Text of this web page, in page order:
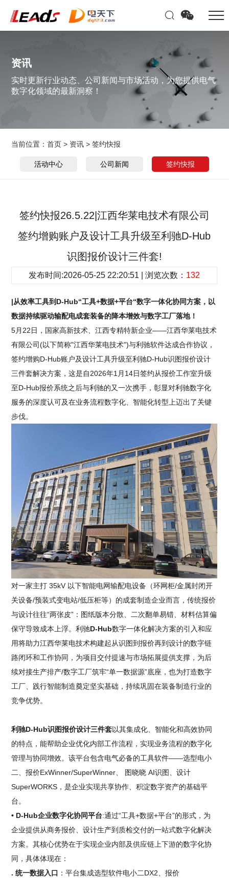
资讯
实时更新行业动态、公司新闻与市场活动，为您提供电气
数字化领域的最新洞察！
当前位置：首页 > 资讯 >签约快报
活动中心 公司新闻 签约快报
签约快报26.5.22|江西华莱电技术有限公司
签约增购账户及设计工具升级至利驰D-Hub
识图报价设计三件套!
发布时间:2026-05-25 22:20:51 | 浏览次数： 132
|从效率工具到D-Hub“工具+数据+平台“数字一体化协同方案，以
数据持续驱动输配电成套装备的降本增效与数字工厂落地！
5月22日，国家高新技术、江西专精特新企业——江西华莱电技术
有限公司(以下简称"江西华莱电技术")与利驰软件达成合作协议，
签约增购D-Hub账户及设计工具升级至利驰D-Hub识图报价设计
三件套解决方案，这是自2026年1月14日签约从报价工作室升级
至D-Hub报价系统之后与利驰的又一次携手，彰显对利驰数字化
服务的深度认可及在业务流程数字化、智能化转型上迈出了关键
步伐。
对一家主打 35kV 以下智能电网输配电设备（环网柜/金属封闭开
关设备/预装式变电站/低压柜等）的成套制造企业而言，传统报价
与设计往往“两张皮”：图纸版本分散、二次翻单易错、材料估算偏
保守导致成本上浮。利驰D-Hub数字一体化解决方案的引入和应
用将助力江西华莱电技术构建起从识图到报价再到设计的数字链
路闭环和工作协同，为项目交付提速与市场拓展提供支撑，为后
续对接生产排产/数字工厂筑牢“单一数据源”底座，也为打造数字
工厂、践行智能制造奠定坚实基础，持续巩固在装备制造行业的
竞争优势。
利驰D-Hub识图报价设计三件套以其集成化、智能化和高效协同
的特点，能帮助企业优化内部工作流程，实现业务流程的数字化
管理与协同增效。该平台包含电气必备的工具软件——选型电小
二、报价ExWinner/SuperWinner、 图晓晓 AI识图、设计
SuperWORKS，是企业实现共享协作、积淀数字资产的基础平
台。
• D-Hub企业数字化协同平台:通过“工具+数据+平台”的形式，为
企业提供从商务报价、设计生产到质检交付的一站式数字化解决
方案。其核心优势在于实现企业内部及供应链上下游的数字化协
同，具体体现在：
. 统一数据入口 ：平台集成选型软件电小二DX2、报价